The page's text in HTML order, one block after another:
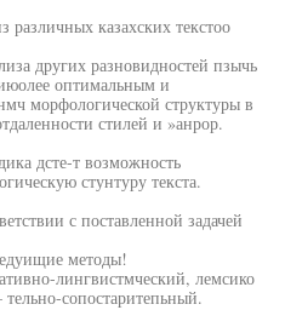
различных казахских текстоо
других разновидностей пзычь
оптимальным и
морфологической структуры в
стилей и »анрор.
дсте-т возможность
стунтуру текста.
с поставленной задачей
методы!
лингвистмческий, лемсико
сопостаритепьный.